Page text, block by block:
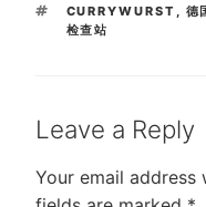
TAGS
CURRYWURST 德
检查站
Leave a Reply
Your email address